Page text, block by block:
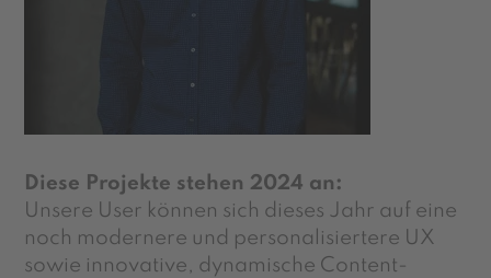
Diese Projekte stehen 2024 an:
Unsere User können sich dieses Jahr auf eine
noch modernere und personalisiertere UX
sowie innovative, dynamische Content-